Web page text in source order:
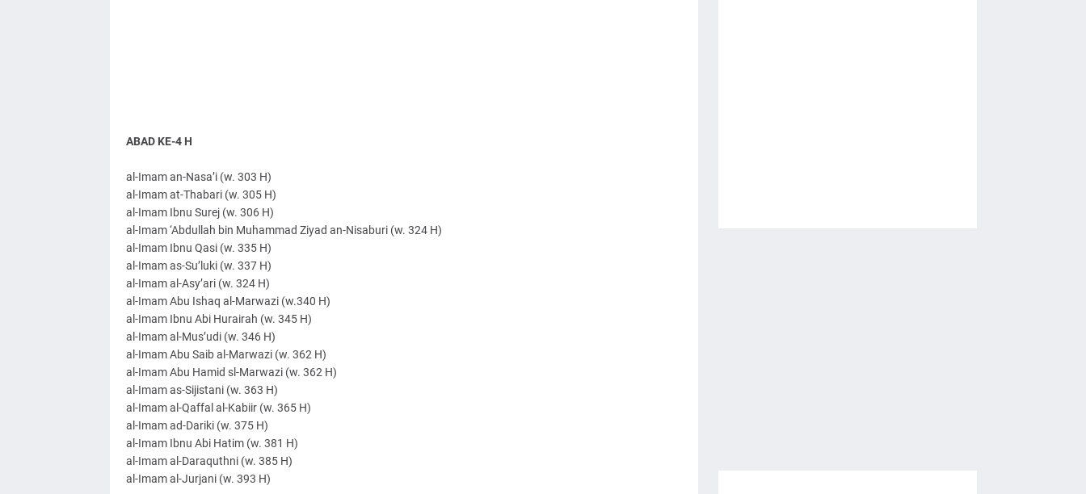
ABAD KE-4 H
al-Imam an-Nasa’i (w. 303 H)
al-Imam at-Thabari (w. 305 H)
al-Imam Ibnu Surej (w. 306 H)
al-Imam ‘Abdullah bin Muhammad Ziyad an-Nisaburi (w. 324 H)
al-Imam Ibnu Qasi (w. 335 H)
al-Imam as-Su’luki (w. 337 H)
al-Imam al-Asy’ari (w. 324 H)
al-Imam Abu Ishaq al-Marwazi (w.340 H)
al-Imam Ibnu Abi Hurairah (w. 345 H)
al-Imam al-Mus’udi (w. 346 H)
al-Imam Abu Saib al-Marwazi (w. 362 H)
al-Imam Abu Hamid sl-Marwazi (w. 362 H)
al-Imam as-Sijistani (w. 363 H)
al-Imam al-Qaffal al-Kabiir (w. 365 H)
al-Imam ad-Dariki (w. 375 H)
al-Imam Ibnu Abi Hatim (w. 381 H)
al-Imam al-Daraquthni (w. 385 H)
al-Imam al-Jurjani (w. 393 H)